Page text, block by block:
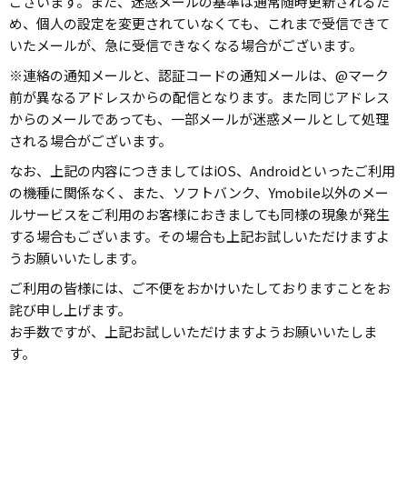
め、個人の設定を変更されていなくても、これまで受信できて
いたメールが、急に受信できなくなる場合がございます。
※連絡の通知メールと、認証コードの通知メールは、@マーク
前が異なるアドレスからの配信となります。また同じアドレス
からのメールであっても、一部メールが迷惑メールとして処理
される場合がございます。
なお、上記の内容につきましてはiOS、Androidといったご利用
の機種に関係なく、また、ソフトバンク、Ymobile以外のメー
ルサービスをご利用のお客様におきましても同様の現象が発生
する場合もございます。その場合も上記お試しいただけますよ
うお願いいたします。
ご利用の皆様には、ご不便をおかけいたしておりますことをお
詫び申し上げます。
お手数ですが、上記お試しいただけますようお願いいたしま
す。